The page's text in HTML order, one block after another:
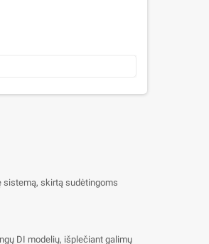
sistemą, skirtą sudėtingoms
DI modelių, išplečiant galimų